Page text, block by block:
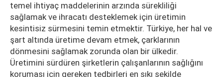
temel ihtiyaç maddelerinin arzında sürekliliği
sağlamak ve ihracatı desteklemek için üretimin
kesintisiz sürmesini temin etmektir. Türkiye, her hal ve
şart altında üretime devam etmek, çarklarının
dönmesini sağlamak zorunda olan bir ülkedir.
Üretimini sürdüren şirketlerin çalışanlarının sağlığını
koruması için gereken tedbirleri en sıkı şekilde